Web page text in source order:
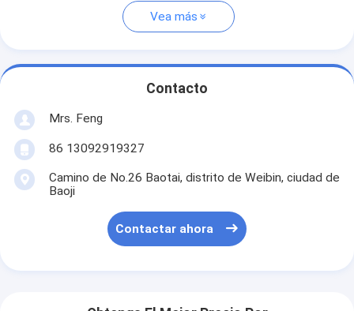
Vea más
Contacto
Mrs. Feng
86 13092919327
Camino de No.26 Baotai, distrito de Weibin, ciudad de
Baoji
Contactar ahora